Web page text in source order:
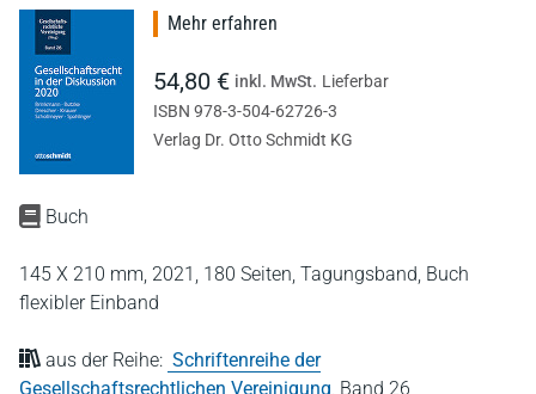
Buch
145 X 210 mm, 2021, 180 Seiten, Tagungsband, Buch
flexibler Einband
aus der Reihe: Schriftenreihe der
Gesellschaftsrechtlichen Vereinigung Band 26
Mehr erfahren
54,80 € inkl. MwSt. Lieferbar
ISBN 978-3-504-62726-3
Verlag Dr. Otto Schmidt KG